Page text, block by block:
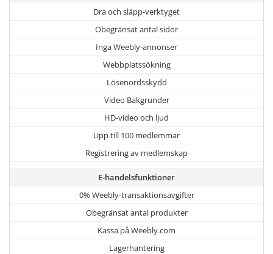
Dra och släpp-verktyget
Obegränsat antal sidor
Inga Weebly-annonser
Webbplatssökning
Lösenordsskydd
Video Bakgrunder
HD-video och ljud
Upp till 100 medlemmar
Registrering av medlemskap
E-handelsfunktioner
0% Weebly-transaktionsavgifter
Obegränsat antal produkter
Kassa på Weebly.com
Lagerhantering